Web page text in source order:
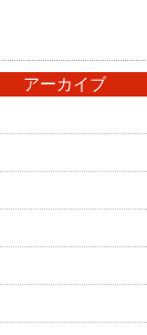
アーカイブ